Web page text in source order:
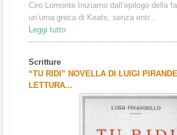
Ciro Lomonte Iniziamo dall’epilogo della
un’urna greca di Keats, senza entr...
Leggi tutto
Scritture
“TU RIDI” NOVELLA DI LUIGI
LETTURA...